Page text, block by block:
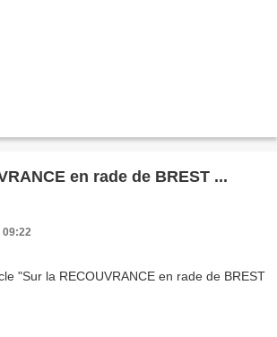
en rade de BREST ...
09:22